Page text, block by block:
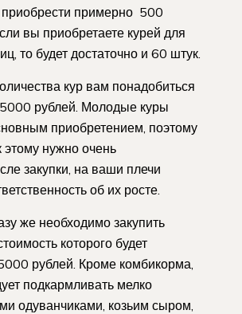
примерно 500
вы приобретаете курей для
то будет достаточно и 60 штук.
кур вам понадобиться
рублей. Молодые куры
приобретением, поэтому
этому нужно очень
закупки, на ваши плечи
об их росте.
же необходимо закупить
которого будет
рублей. Кроме комбикорма,
подкармливать мелко
одуванчиками, козьим сыром,